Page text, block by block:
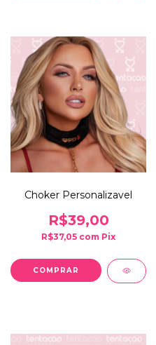
Choker Personalizavel
R$39,00
R$37,05 com Pix